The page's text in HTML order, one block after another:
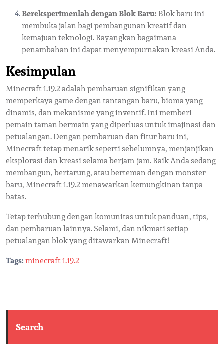
Bereksperimenlah dengan Blok Baru: Blok baru ini
membuka jalan bagi pembangunan kreatif dan
kemajuan teknologi. Bayangkan bagaimana
penambahan ini dapat menyempurnakan kreasi Anda.
Kesimpulan
Minecraft 1.19.2 adalah pembaruan signifikan yang
memperkaya game dengan tantangan baru, bioma yang
dinamis, dan mekanisme yang inventif. Ini memberi
pemain taman bermain yang diperluas untuk imajinasi dan
petualangan. Dengan pembaruan dan fitur baru ini,
Minecraft tetap menarik seperti sebelumnya, menjanjikan
eksplorasi dan kreasi selama berjam-jam. Baik Anda sedang
membangun, bertarung, atau berteman dengan monster
baru, Minecraft 1.19.2 menawarkan kemungkinan tanpa
batas.
Tetap terhubung dengan komunitas untuk panduan, tips,
dan pembaruan lainnya. Selami, dan nikmati setiap
petualangan blok yang ditawarkan Minecraft!
Tags:minecraft 1.19.2
Search